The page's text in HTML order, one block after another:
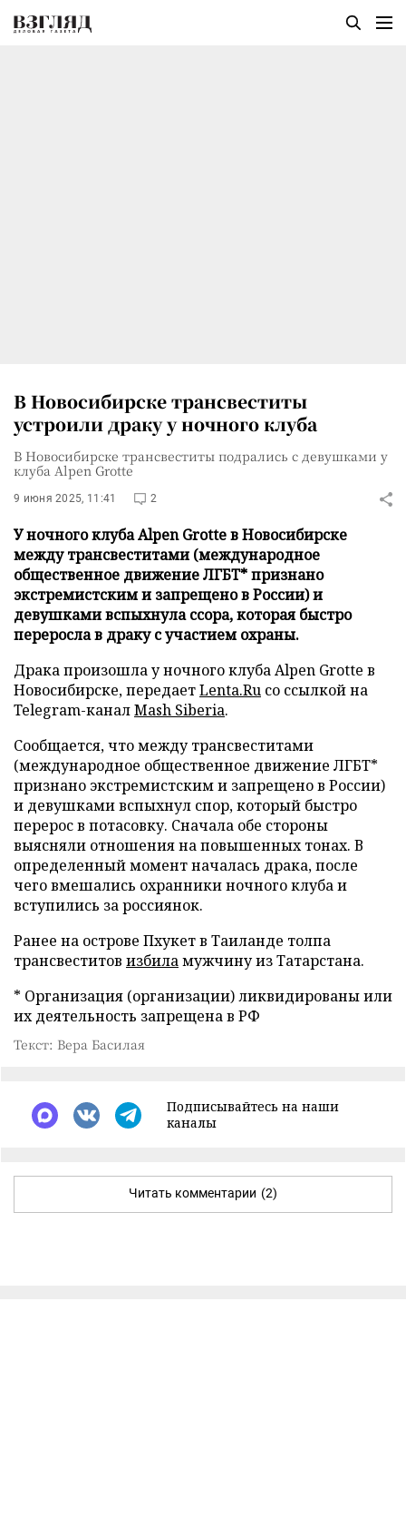
В Новосибирске трансвеститы
устроили драку у ночного клуба
В Новосибирске трансвеститы подрались с девушками у
клуба Alpen Grotte
9 июня 2025, 11:41 2
У ночного клуба Alpen Grotte в Новосибирске
между трансвеститами (международное
общественное движение ЛГБТ* признано
экстремистским и запрещено в России) и
девушками вспыхнула ссора, которая быстро
переросла в драку с участием охраны.
Драка произошла у ночного клуба Alpen Grotte в
Новосибирске, передаетLenta.Ru со ссылкой на
Telegram-каналMash Siberia.
Сообщается, что между трансвеститами
(международное общественное движение ЛГБТ*
признано экстремистским и запрещено в России)
и девушками вспыхнул спор, который быстро
перерос в потасовку. Сначала обе стороны
выясняли отношения на повышенных тонах. В
определенный момент началась драка, после
чего вмешались охранники ночного клуба и
вступились за россиянок.
Ранее на острове Пхукет в Таиланде толпа
трансвеститов избиламужчину из Татарстана.
* Организация (организации) ликвидированы или
их деятельность запрещена в РФ
Текст: Вера Басилая
Подписывайтесь на наши
каналы
Читать комментарии (2)